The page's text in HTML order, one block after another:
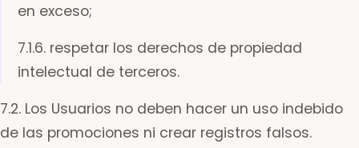
en exceso;
7.1.6. respetar los derechos de propiedad
intelectual de terceros.
7.2. Los Usuarios no deben hacer un uso indebido
de las promociones ni crear registros falsos.